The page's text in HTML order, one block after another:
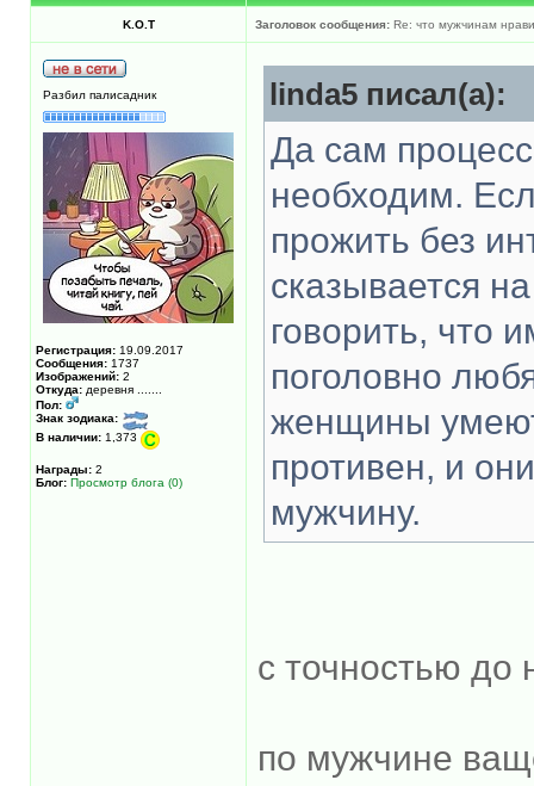
K.O.T Заголовок сообщения: Re: что мужчинам
Разбил палисадник
Регистрация: 19.09.2017
Сообщения: 1737
Изображений: 2
Откуда: деревня .......
Пол:
Знак зодиака:
В наличии: 1,373
Награды: 2
Блог: Просмотр блога (0)
linda5 писал(а):
Да сам
необходим.
прожить без
сказывается
говорить, что
поголовно
женщины
противен, и
мужчину.
с точностью до
по мужчине